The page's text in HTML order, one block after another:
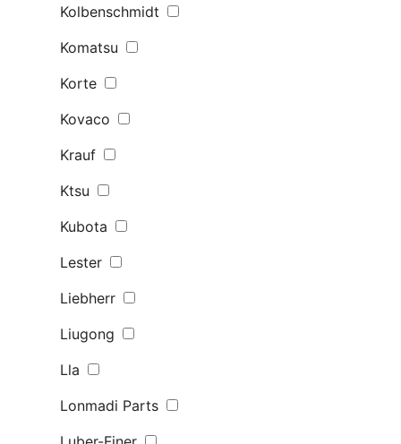
Kolbenschmidt
Komatsu
Korte
Kovaco
Krauf
Ktsu
Kubota
Lester
Liebherr
Liugong
Lla
Lonmadi Parts